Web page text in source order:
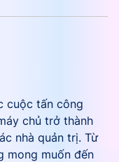
cuộc tấn công
chủ trở thành
nhà quản trị. Từ
mong muốn đến